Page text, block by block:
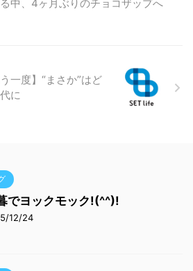
中、4ヶ月ぶりのチョコザップへ
一度】“まさか”はど
に
でヨックモック!(^^)!
12/24